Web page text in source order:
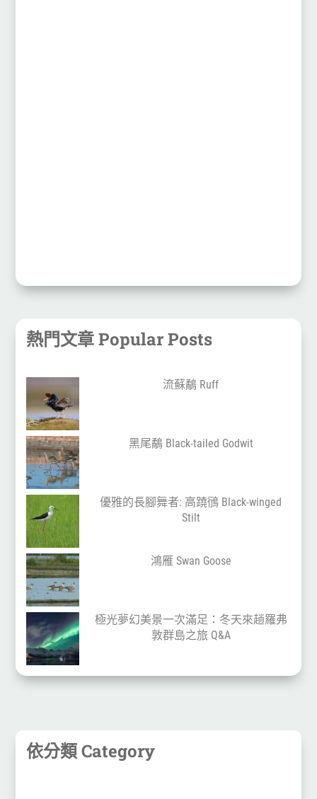
熱門文章 Popular Posts
流蘇鷸 Ruff
黑尾鷸 Black-tailed Godwit
優雅的長腳舞者: 高蹺鴴 Black-winged
Stilt
鴻雁 Swan Goose
極光夢幻美景一次滿足：冬天來趟羅弗
敦群島之旅 Q&A
依分類 Category